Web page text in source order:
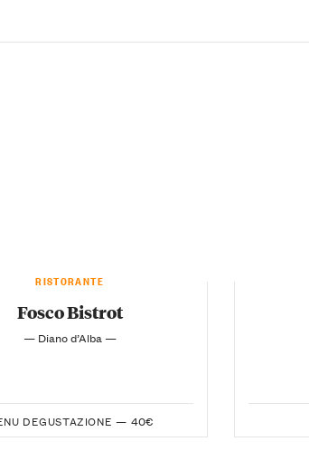
RISTORANTE
Fosco Bistrot
— Diano d’Alba —
DEGUSTAZIONE — 40€